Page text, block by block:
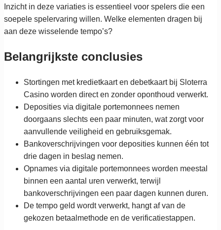
Inzicht in deze variaties is essentieel voor spelers die een
soepele spelervaring willen. Welke elementen dragen bij
aan deze wisselende tempo’s?
Belangrijkste conclusies
Stortingen met kredietkaart en debetkaart bij Sloterra
Casino worden direct en zonder oponthoud verwerkt.
Deposities via digitale portemonnees nemen
doorgaans slechts een paar minuten, wat zorgt voor
aanvullende veiligheid en gebruiksgemak.
Bankoverschrijvingen voor deposities kunnen één tot
drie dagen in beslag nemen.
Opnames via digitale portemonnees worden meestal
binnen een aantal uren verwerkt, terwijl
bankoverschrijvingen een paar dagen kunnen duren.
De tempo geld wordt verwerkt, hangt af van de
gekozen betaalmethode en de verificatiestappen.